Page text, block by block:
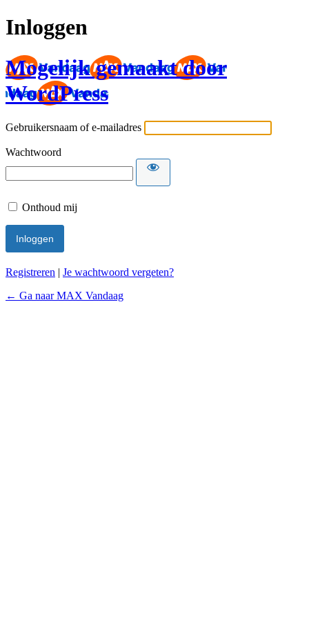
Inloggen
Mogelijk gemaakt door
WordPress
Gebruikersnaam of e-mailadres
Wachtwoord
Onthoud mij
Registreren | Je wachtwoord vergeten?
← Ga naar MAX Vandaag